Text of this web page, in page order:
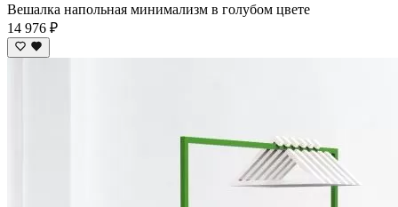
Вешалка напольная минимализм в голубом цвете
14 976 ₽